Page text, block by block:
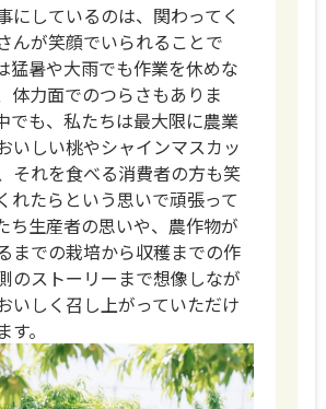
にしているのは、関わってく
んが笑顔でいられることで
猛暑や大雨でも作業を休めな
体力面でのつらさもありま
でも、私たちは最大限に農業
いしい桃やシャインマスカッ
それを食べる消費者の方も笑
れたらという思いで頑張って
ち生産者の思いや、農作物が
までの栽培から収穫までの作
のストーリーまで想像しなが
いしく召し上がっていただけ
。